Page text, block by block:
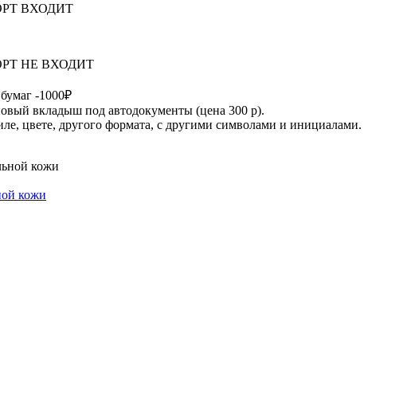
ВХОДИТ
НЕ ВХОДИТ
-1000₽
вкладыш под автодокументы (цена 300 р).
цвете, другого формата, с другими символами и инициалами.
кожи